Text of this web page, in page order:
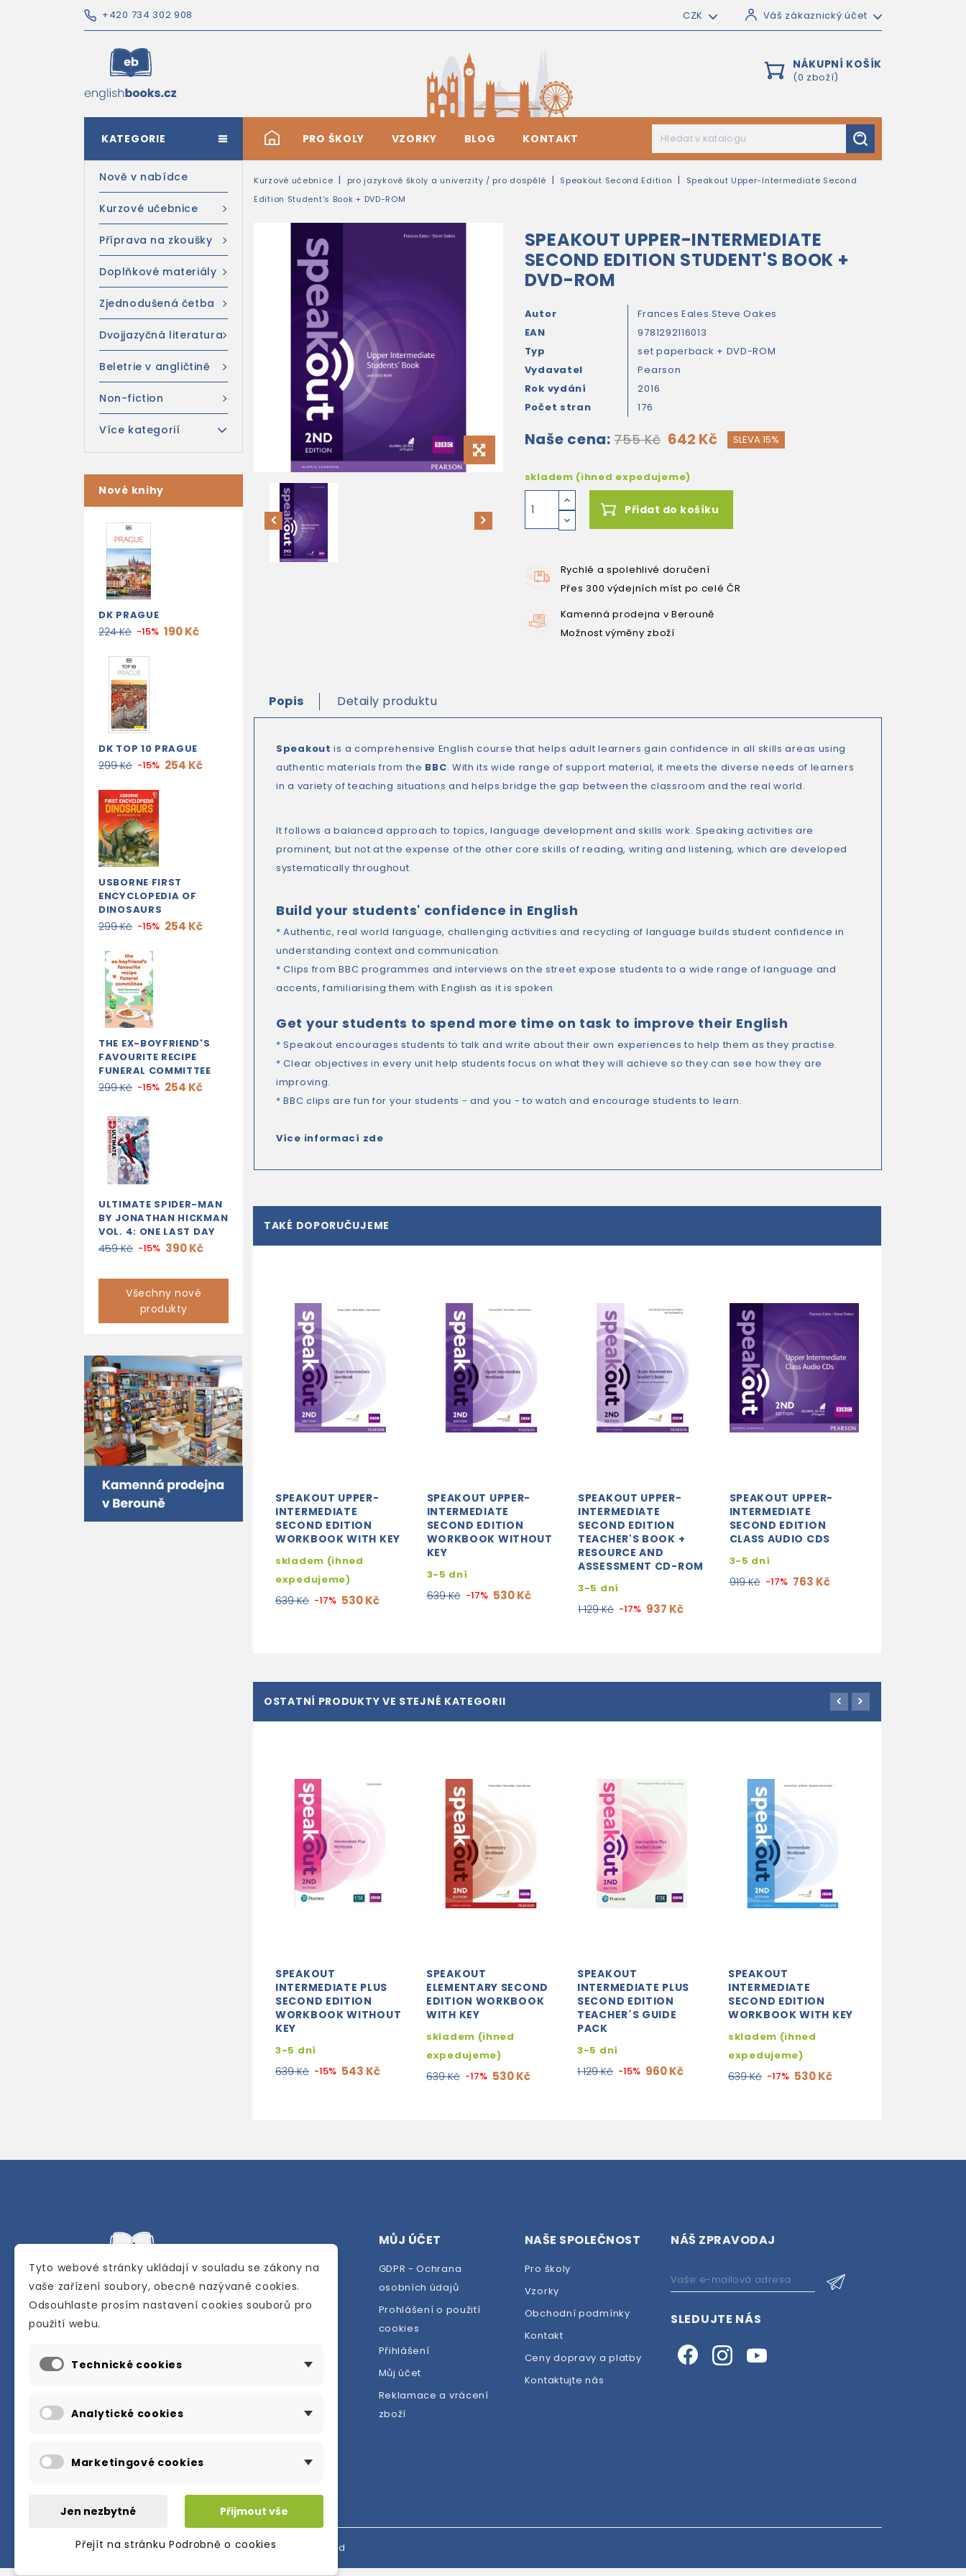
+420 734 302 908 CZK Váš zákaznický účet
NÁKUPNÍ KOŠÍK
(0 zboží)
# PRO ŠKOLY VZORKY BLOG KONTAKT
KATEGORIE
Nově v nabídce
Kurzové učebnice
Příprava na zkoušky
Doplňkové materiály
Zjednodušená četba
Dvojjazyčná literatura
Beletrie v angličtině
Non-fiction
Více kategorií
Nové knihy
DK PRAGUE
224 Kč -15% 190 Kč
DK TOP 10 PRAGUE
299 Kč -15% 254 Kč
USBORNE FIRST
ENCYCLOPEDIA OF
DINOSAURS
299 Kč -15% 254 Kč
THE EX-BOYFRIEND'S
FAVOURITE RECIPE
FUNERAL COMMITTEE
299 Kč -15% 254 Kč
ULTIMATE SPIDER-MAN
BY JONATHAN HICKMAN
VOL. 4: ONE LAST DAY
459 Kč -15% 390 Kč
Všechny nové
produkty
Kurzové učebnice pro jazykové školy a univerzity / pro dospělé Speakout Second Edition
Speakout Upper-Intermediate Second
Edition Student's Book + DVD-ROM
SPEAKOUT UPPER-INTERMEDIATE
SECOND EDITION STUDENT'S BOOK +
DVD-ROM
Autor Frances EalesSteve Oakes
EAN
9781292116013
Typ
set paperback + DVD-ROM
Vydavatel
Pearson
Rok vydání
2016
Počet stran
176
Naše cena: 755 Kč 642 Kč SLEVA 15%
skladem (ihned expedujeme)
Přidat do košíku
Rychlé a spolehlivé doručení
Přes 300 výdejních míst po celé ČR
Kamenná prodejna v Berouně
Možnost výměny zboží
Popis Detaily produktu
Speakoutis a comprehensive English course that helps adult learners gain confidence in all skills areas using
authentic materials from the BBC. With its wide range of support material, it meets the diverse needs of learners
in a variety of teaching situations and helps bridge the gap between the classroom and the real world.
It follows a balanced approach to topics, language development and skills work. Speaking activities are
prominent, but not at the expense of the other core skills of reading, writing and listening, which are developed
systematically throughout.
Build your students' confidence in English
* Authentic, real world language, challenging activities and recycling of language builds student confidence in
understanding context and communication.
* Clips from BBC programmes and interviews on the street expose students to a wide range of language and
accents, familiarising them with English as it is spoken.
Get your students to spend more time on task to improve their English
* Speakout encourages students to talk and write about their own experiences to help them as they practise.
* Clear objectives in every unit help students focus on what they will achieve so they can see how they are
improving.
* BBC clips are fun for your students - and you - to watch and encourage students to learn.
Více informací zde
TAKÉ DOPORUČUJEME
SPEAKOUT UPPER-
INTERMEDIATE
SECOND EDITION
WORKBOOK WITH KEY
skladem (ihned
expedujeme)
639 Kč -17% 530 Kč
SPEAKOUT UPPER-
INTERMEDIATE
SECOND EDITION
WORKBOOK WITHOUT
KEY
3-5 dní
639 Kč -17% 530 Kč
SPEAKOUT UPPER-
INTERMEDIATE
SECOND EDITION
TEACHER'S BOOK +
RESOURCE AND
ASSESSMENT CD-ROM
3-5 dní
1 129 Kč -17% 937 Kč
SPEAKOUT UPPER-
INTERMEDIATE
SECOND EDITION
CLASS AUDIO CDS
3-5 dní
919 Kč -17% 763 Kč
OSTATNÍ PRODUKTY VE STEJNÉ KATEGORII
SPEAKOUT
INTERMEDIATE PLUS
SECOND EDITION
WORKBOOK WITHOUT
KEY
3-5 dní
639 Kč -15% 543 Kč
SPEAKOUT
ELEMENTARY SECOND
EDITION WORKBOOK
WITH KEY
skladem (ihned
expedujeme)
639 Kč -17% 530 Kč
SPEAKOUT
INTERMEDIATE PLUS
SECOND EDITION
TEACHER´S GUIDE
PACK
3-5 dní
1 129 Kč -15% 960 Kč
SPEAKOUT
INTERMEDIATE
SECOND EDITION
WORKBOOK WITH KEY
skladem (ihned
expedujeme)
639 Kč -17% 530 Kč
Internetové a kamenné knihkupectví se
anglického jazyka.
Karly Machové 48 Beroun 266 01
info@englishbooks.cz
MŮJ ÚČET
GDPR - Ochrana
osobních údajů
Prohlášení o použití
cookies
Přihlášení
Můj účet
Reklamace a vrácení
zboží
NAŠE SPOLEČNOST
Pro školy
Vzorky
Obchodní podmínky
Kontakt
Ceny dopravy a platby
Kontaktujte nás
NÁŠ ZPRAVODAJ
SLEDUJTE NÁS
© 2026・englishbooks.cz・all rights reserved
Tyto webové stránky ukládají v souladu se zákony na
vaše zařízení soubory, obecně nazývané cookies.
Odsouhlaste prosím nastavení cookies souborů pro
použití webu.
Technické cookies
Analytické cookies
Marketingové cookies
Jen nezbytné Přijmout vše
Přejít na stránku Podrobně o cookies